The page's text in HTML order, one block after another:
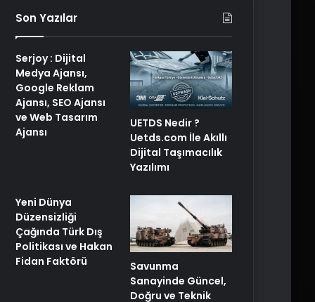
Son Yazılar
Serjoy : Dijital
Medya Ajansı,
Google Reklam
Ajansı, SEO Ajansı
ve Web Tasarım
Ajansı
UETDS Nedir ?
Uetds.com İle Akıllı
Dijital Taşımacılık
Yazılımı
Yeni Dünya
Düzensizliği
Çağında Türk Dış
Politikası ve Hakan
Fidan Faktörü
Savunma
Sanayinde Güncel,
Doğru ve Teknik